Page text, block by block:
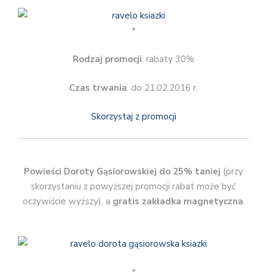
*
Rodzaj promocji: rabaty 30%
Czas trwania: do 21.02.2016 r.
Skorzystaj z promocji
Powieści Doroty Gąsiorowskiej do 25% taniej (przy
skorzystaniu z powyższej promocji rabat może być
oczywiście wyższy), a gratis zakładka magnetyczna.
*